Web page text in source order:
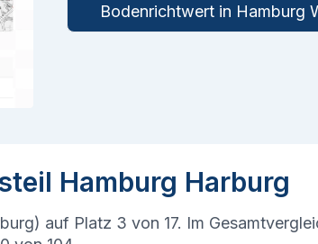
Bodenrichtwert in Hamburg
Hamburg Harburg
auf Platz 3 von 17. Im